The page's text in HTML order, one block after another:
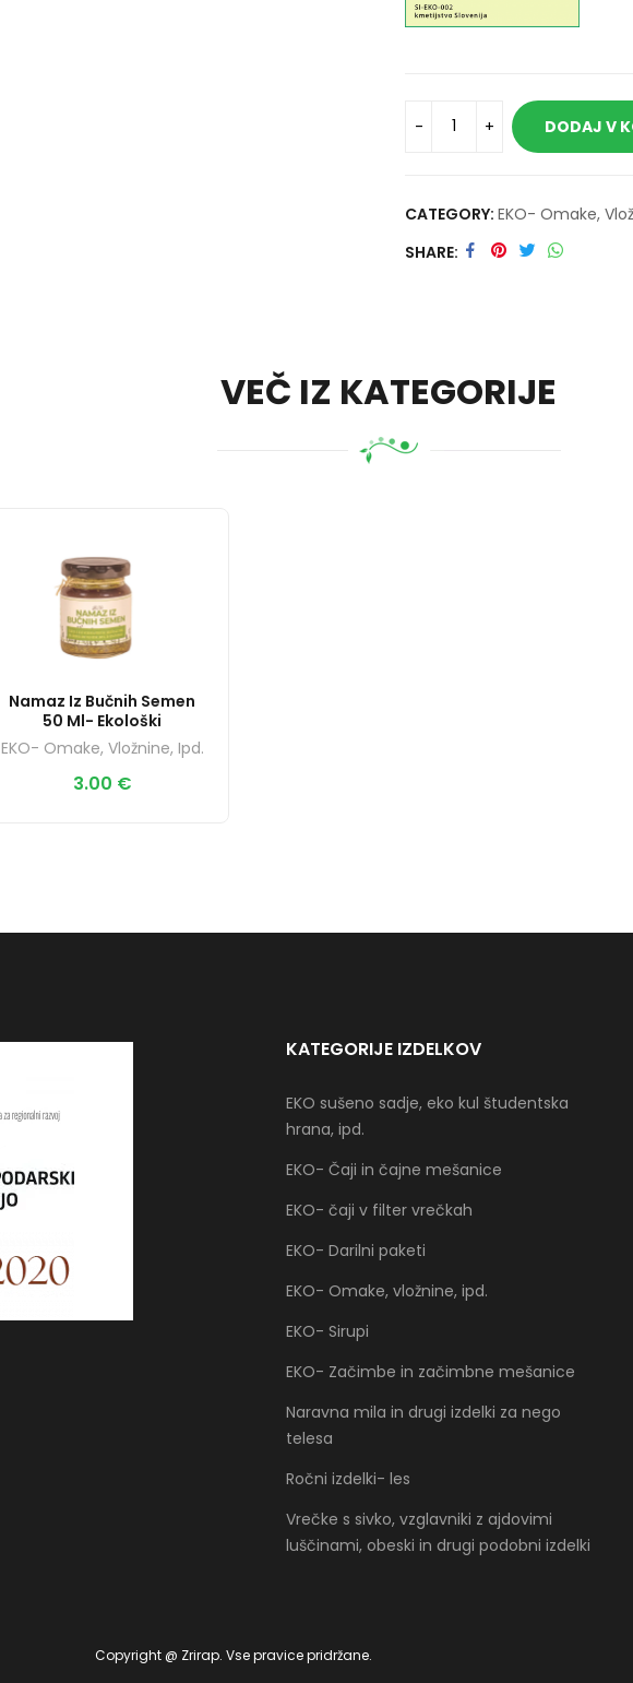
DODAJ V
CATEGORY: EKO- Omake,
SHARE
VEČ IZ KATEGORIJE
Namaz Iz Bučnih Semen
50 Ml- Ekološki
EKO- Omake, Vložnine, Ipd.
3.00 €
KATEGORIJE IZDELKOV
EKO sušeno sadje, eko kul študentska
hrana, ipd.
EKO- Čaji in čajne mešanice
EKO- čaji v filter vrečkah
EKO- Darilni paketi
EKO- Omake, vložnine, ipd.
EKO- Sirupi
EKO- Začimbe in začimbne mešanice
Naravna mila in drugi izdelki za nego
telesa
Ročni izdelki- les
Vrečke s sivko, vzglavniki z ajdovimi
luščinami, obeski in drugi podobni izdelki
Copyright @ Zrirap. Vse pravice pridržane.